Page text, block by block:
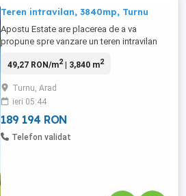
Teren intravilan, 3840mp, Turnu
Apostu Estate are placerea de a va
propune spre vanzare un teren intravilan
doar 16 km de Arad. Terenul este plat, cu
strada pricipala. Locatia este foarte buna,
pretabil pentru investie sau contructie. ...
49,27 RON/m2| 3,840 m2
Turnu, Arad
ieri 05:44
189 194 RON
Telefon validat